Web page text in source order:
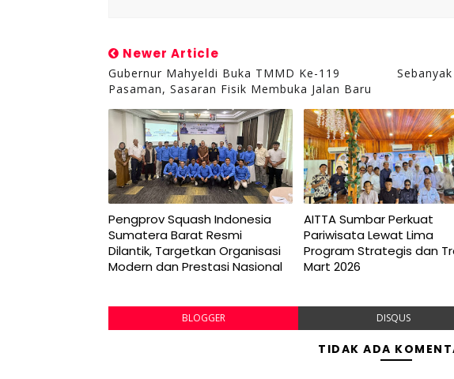
Newer Article
Gubernur Mahyeldi Buka TMMD Ke-119
Pasaman, Sasaran Fisik Membuka Jalan Baru
Pengprov Squash Indonesia
Sumatera Barat Resmi
Dilantik, Targetkan Organisasi
Modern dan Prestasi Nasional
AITTA Sumbar Perkuat
Pariwisata Lewat Lima
Program Strategis dan
Mart 2026
BLOGGER DISQUS
TIDAK ADA